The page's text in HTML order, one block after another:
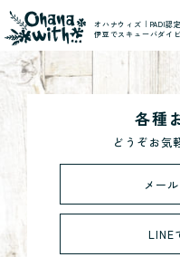
オハナウィズ｜PADI認
伊豆でスキューバダイ
各種
どうぞお気
メー
LINE